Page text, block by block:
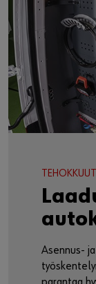
Tämä
hetkiä ja
tänään.
Lue